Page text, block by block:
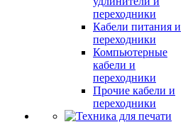
переходники
Кабели питания и
переходники
Компьютерные
кабели и
переходники
Прочие кабели и
переходники